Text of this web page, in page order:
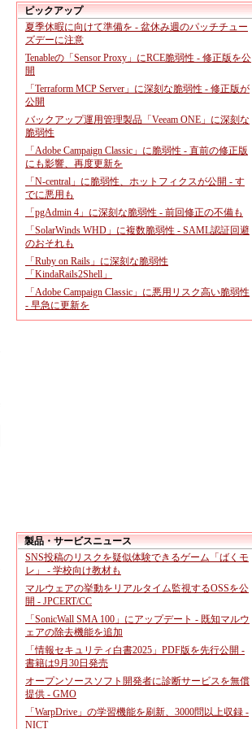
ピックアップ
夏季休暇に向けて準備を - 盆休み週のパッチチュー
ズデーに注意
Tenableの「Sensor Proxy」にRCE脆弱性 - 修正版を公
開
「Terraform MCP Server」に深刻な脆弱性 - 修正版が
公開
バックアップ運用管理製品「Veeam ONE」に深刻な
脆弱性
「Adobe Campaign Classic」に脆弱性 - 直前の修正版
にも影響、再度更新を
「N-central」に脆弱性、ホットフィクスが公開 - す
でに悪用も
「pgAdmin 4」に深刻な脆弱性 - 前回修正の不備も
「SolarWinds WHD」に複数脆弱性 - SAML認証回避
のおそれも
「Ruby on Rails」に深刻な脆弱性
「KindaRails2Shell」
「Adobe Campaign Classic」に悪用リスク高い脆弱性
- 早急に更新を
製品・サービスニュース
SNS投稿のリスクを疑似体験できるゲーム「ばくモ
レ」 - 学校向け教材も
マルウェアの挙動をリアルタイム監視するOSSを公
開 - JPCERT/CC
「SonicWall SMA 100」にアップデート - 既知マルウ
ェアの除去機能を追加
「情報セキュリティ白書2025」PDF版を先行公開 -
書籍は9月30日発売
オープンソースソフト開発者に診断サービスを無償
提供 - GMO
「WarpDrive」の学習機能を刷新、3000問以上収録 -
NICT